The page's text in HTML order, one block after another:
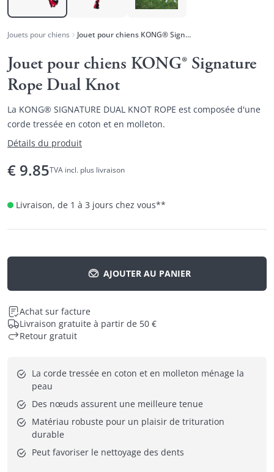
Jouets pour chiens Jouet pour chiens KONG® Signature Rope Dual Knot
Jouet pour chiens KONG® Signature
Rope Dual Knot
La KONG® SIGNATURE DUAL KNOT ROPE est composée d'une
corde tressée en coton et en molleton.
Détails du produit
€ 9.85TVA incl. plus livraison
Livraison, de 1 à 3 jours chez vous**
AJOUTER AU PANIER
Achat sur facture
Livraison gratuite à partir de 50 €
Retour gratuit
La corde tressée en coton et en molleton ménage la
peau
Des nœuds assurent une meilleure tenue
Matériau robuste pour un plaisir de trituration
durable
Peut favoriser le nettoyage des dents